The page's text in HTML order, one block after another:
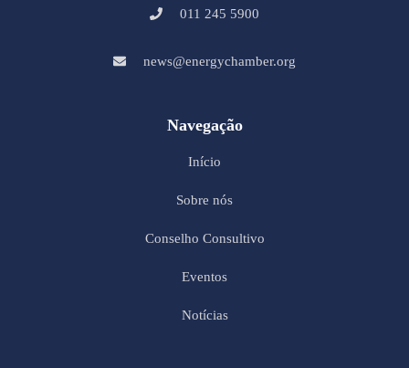
011 245 5900
news@energychamber.org
Navegação
Início
Sobre nós
Conselho Consultivo
Eventos
Notícias